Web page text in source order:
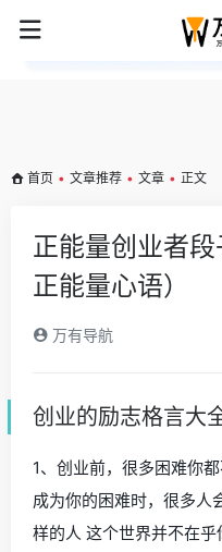
首页 • 文章推荐 • 文章 • 正文
正能量创业者
正能量心语）
万有导航
创业的励志格言大
1、创业前，很多困难你
成为你的困难时，很多人
样的人 这个世界并不在